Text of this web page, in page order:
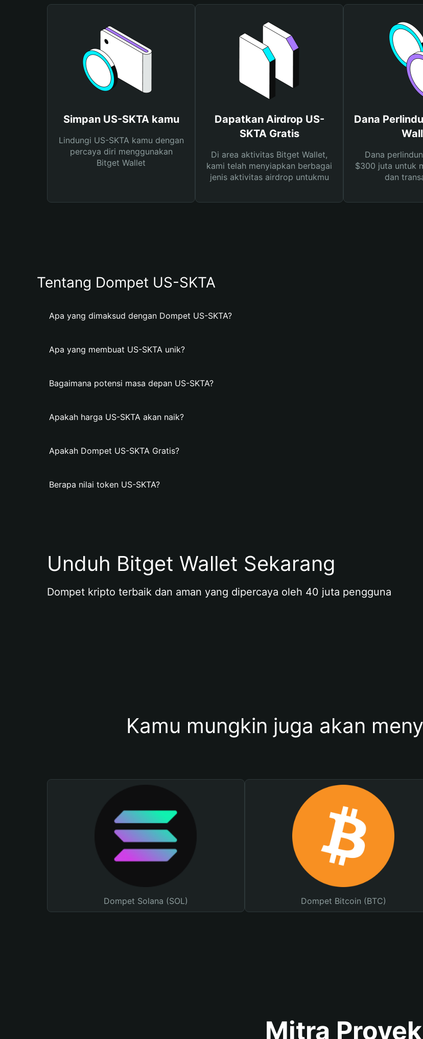
Simpan US-SKTA kamu
Lindungi US-SKTA kamu dengan
percaya diri menggunakan
Bitget Wallet
Dapatkan Airdrop US-
SKTA Gratis
Di area aktivitas Bitget Wallet,
kami telah menyiapkan berbagai
jenis aktivitas airdrop untukmu
Dana
Dana
$300 juta untuk
dan
Tentang Dompet US-SKTA
Apa yang dimaksud dengan Dompet US-SKTA?
Apa yang membuat US-SKTA unik?
Bagaimana potensi masa depan US-SKTA?
Apakah harga US-SKTA akan naik?
Apakah Dompet US-SKTA Gratis?
Berapa nilai token US-SKTA?
Unduh Bitget Wallet Sekarang
Dompet kripto terbaik dan aman yang dipercaya oleh 40 juta pengguna
Kamu mungkin juga akan
Dompet Solana (SOL) Dompet Bitcoin (BTC)
Mitra Proyek